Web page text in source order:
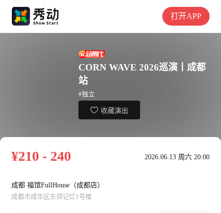
打开APP
CORN WAVE 2026巡演丨成都
站
#独立
收藏演出
¥210 - 240 2026.06.13 周六 20:00
成都 福馆FullHouse（成都店）
成都市成华区东郊记忆1号楼